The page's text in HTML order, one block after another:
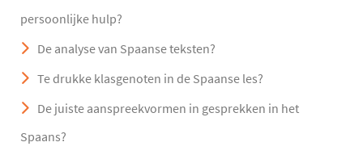
persoonlijke hulp?
De analyse van Spaanse teksten?
Te drukke klasgenoten in de Spaanse les?
De juiste aanspreekvormen in gesprekken in het
Spaans?